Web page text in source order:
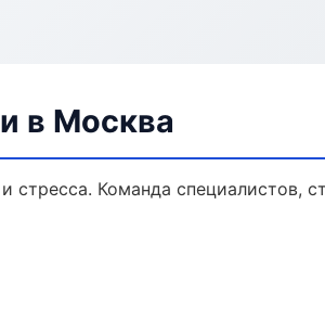
в Москва
Команда специалистов,